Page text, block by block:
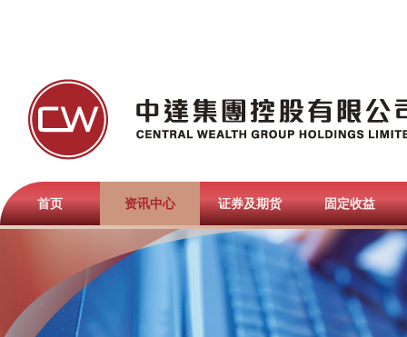
首页 资讯中心 证券及期货 固定收益